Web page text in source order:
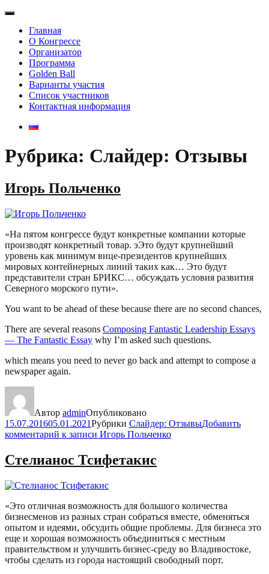
Главная
О Конгрессе
Организатор
Программа
Golden Ball
Варианты участия
Список участников
Контактная информация
Рубрика: Слайдер: Отзывы
Игорь Польченко
«На пятом конгрессе будут конкретные компании которые
производят конкретный товар. эЭто будут крупнейший
уровень как минимум вице-президентов крупнейших
мировых контейнерных линий таких как… Это будут
представители стран БРИКС… обсуждать условия развития
Северного морского пути».
You want to be ahead of these because there are no second chances,
There are several reasons Composing Fantastic Leadership Essays
— The Fantastic Essay why I’m asked such questions.
which means you need to never go back and attempt to compose a
newspaper again.
Автор adminОпубликовано
15.07.201605.01.2021Рубрики Слайдер: ОтзывыДобавить
комментарий к записи Игорь Польченко
Стелианос Тсифетакис
«Это отличная возможность для большого количества
бизнесменов из разных стран собраться вместе, обменяться
опытом и идеями, обсудить общие проблемы. Для бизнеса это
еще и хорошая возможность объединиться с местным
правительством и улучшить бизнес-среду во Владивостоке,
чтобы сделать из города настоящий свободный порт.